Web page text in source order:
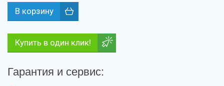
Купить в один клик!
Гарантия и сервис: